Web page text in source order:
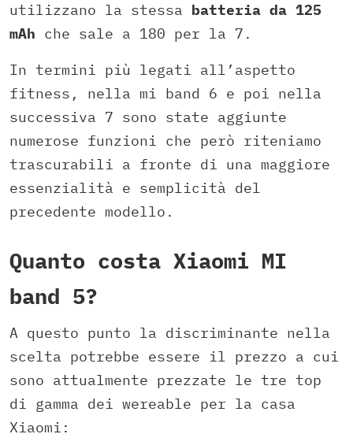
utilizzano la stessa batteria da 125
mAh che sale a 180 per la 7.
In termini più legati all’aspetto
fitness, nella mi band 6 e poi nella
successiva 7 sono state aggiunte
numerose funzioni che però riteniamo
trascurabili a fronte di una maggiore
essenzialità e semplicità del
precedente modello.
Quanto costa Xiaomi MI
band 5?
A questo punto la discriminante nella
scelta potrebbe essere il prezzo a cui
sono attualmente prezzate le tre top
di gamma dei wereable per la casa
Xiaomi: